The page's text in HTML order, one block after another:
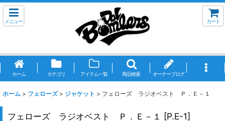
メニュー カート
ホーム カテゴリ アイテム一覧 商品検索 オーナーブログ
ホーム > フェローズ > ジャケット > フェローズ ラジオベスト Ｐ．Ｅ－１
フェローズ ラジオベスト Ｐ．Ｅ－１ [P.E-1]